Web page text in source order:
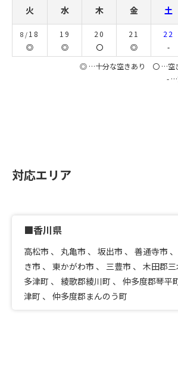
火 水 木 金 土
8/ 18
◎
19
◎
20
〇
21
◎
22
-
◎ …十分な空きあり 〇 …
- …
対応エリア
■香川県
高松市 、 丸亀市 、 坂出市 、 善通寺市 、
き市 、 東かがわ市 、 三豊市 、 木田郡
多津町 、 綾歌郡綾川町 、 仲多度郡琴平
津町 、 仲多度郡まんのう町